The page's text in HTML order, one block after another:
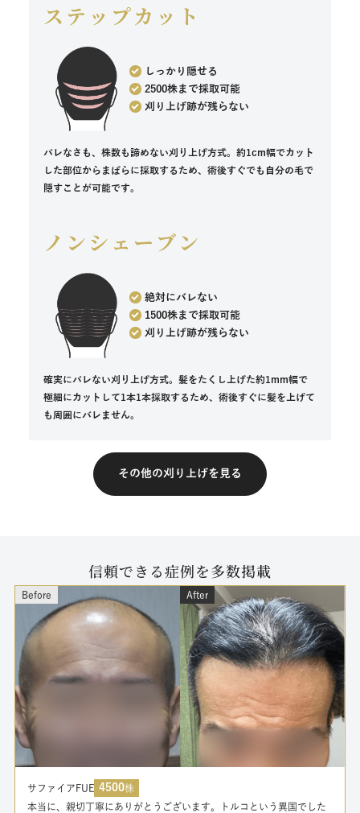
ステップカット
しっかり隠せる
2500株まで採取可能
刈り上げ跡が残らない
バレなさも、株数も諦めない刈り上げ方式。約1cm幅でカット
した部位からまばらに採取するため、術後すぐでも自分の毛で
隠すことが可能です。
ノンシェーブン
絶対にバレない
1500株まで採取可能
刈り上げ跡が残らない
確実にバレない刈り上げ方式。髪をたくし上げた約1mm幅で
極細にカットして1本1本採取するため、術後すぐに髪を上げて
も周囲にバレません。
その他の刈り上げを見る
信頼できる症例を多数掲載
Before After
サファイアFUE 4500株
本当に、親切丁寧にありがとうございます。トルコという異国でした